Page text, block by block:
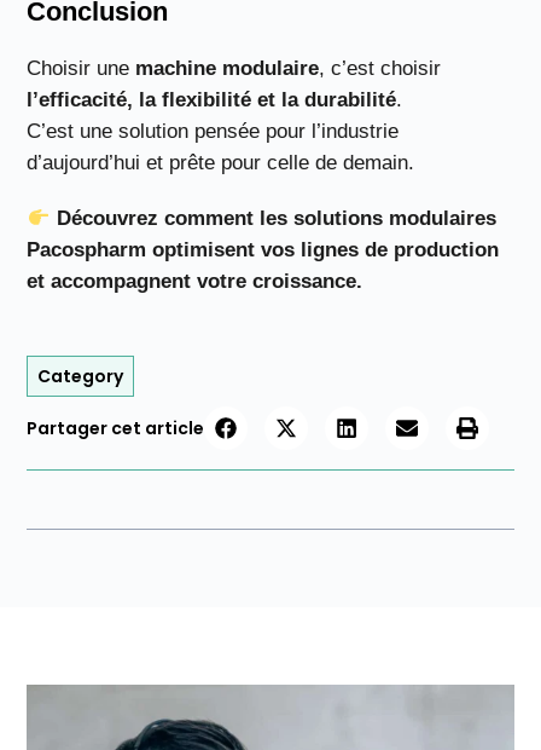
Conclusion
Choisir une machine modulaire, c’est choisir
l’efficacité, la flexibilité et la durabilité.
C’est une solution pensée pour l’industrie
d’aujourd’hui et prête pour celle de demain.
Découvrez comment les solutions modulaires
Pacospharm optimisent vos lignes de production
et accompagnent votre croissance.
Category
Partager cet article